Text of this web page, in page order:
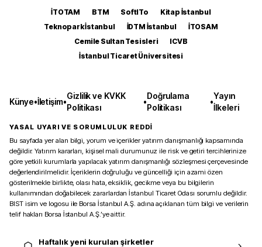
İTOTAM BTM SoftITo
Kitap İstanbul
Teknopark İstanbul
İDTM İstanbul
İTOSAM
Cemile Sultan Tesisleri
ICVB
İstanbul Ticaret Üniversitesi
Künye•İletişim•
Gizlilik ve KVKK
Politikası
•
Doğrulama
Politikası
•
Yayın
İlkeleri
YASAL UYARI VE SORUMLULUK REDDİ
Bu sayfada yer alan bilgi, yorum ve içerikler yatırım danışmanlığı kapsamında
değildir. Yatırım kararları, kişisel mali durumunuz ile risk ve getiri tercihlerinize
göre yetkili kurumlarla yapılacak yatırım danışmanlığı sözleşmesi çerçevesinde
değerlendirilmelidir. İçeriklerin doğruluğu ve güncelliği için azami özen
gösterilmekle birlikte, olası hata, eksiklik, gecikme veya bu bilgilerin
kullanımından doğabilecek zararlardan İstanbul Ticaret Odası sorumlu değildir.
BIST isim ve logosu ile Borsa İstanbul A.Ş. adına açıklanan tüm bilgi ve verilerin
telif hakları Borsa İstanbul A.Ş.’ye aittir.
Haftalık yeni kurulan şirketler